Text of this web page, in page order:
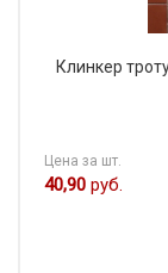
Клинкер
Цена за шт.
40,90 руб.